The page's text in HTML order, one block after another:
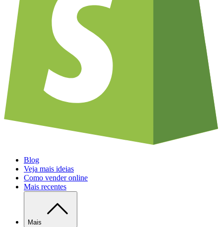
Blog
Veja mais ideias
Como vender online
Mais recentes
Mais